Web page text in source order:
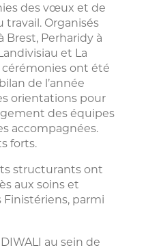
des vœux et de
travail. Organisés
Brest, Perharidy à
et La
cérémonies ont été
de l’année
orientations pour
des équipes
accompagnées.
forts.
structurants ont
aux soins et
parmi
au sein de